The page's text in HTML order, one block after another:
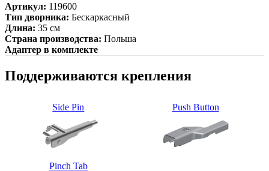
Артикул: 119600
Тип дворника: Бескаркасный
Длина: 35 см
Страна производства: Польша
Адаптер в комплекте
Поддерживаются крепления
Side Pin Push Button
Pinch Tab